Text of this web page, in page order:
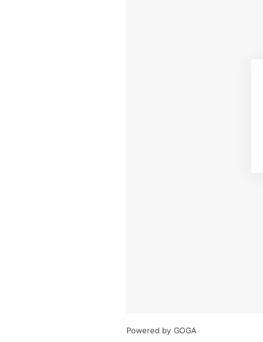
Powered by GOGA